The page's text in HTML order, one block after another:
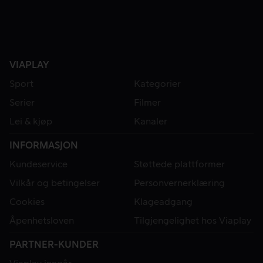
VIAPLAY
Sport
Kategorier
Serier
Filmer
Lei & kjøp
Kanaler
INFORMASJON
Kundeservice
Støttede plattformer
Vilkår og betingelser
Personvernerklæring
Cookies
Klageadgang
Åpenhetsloven
Tilgjengelighet hos Viaplay
PARTNER-KUNDER